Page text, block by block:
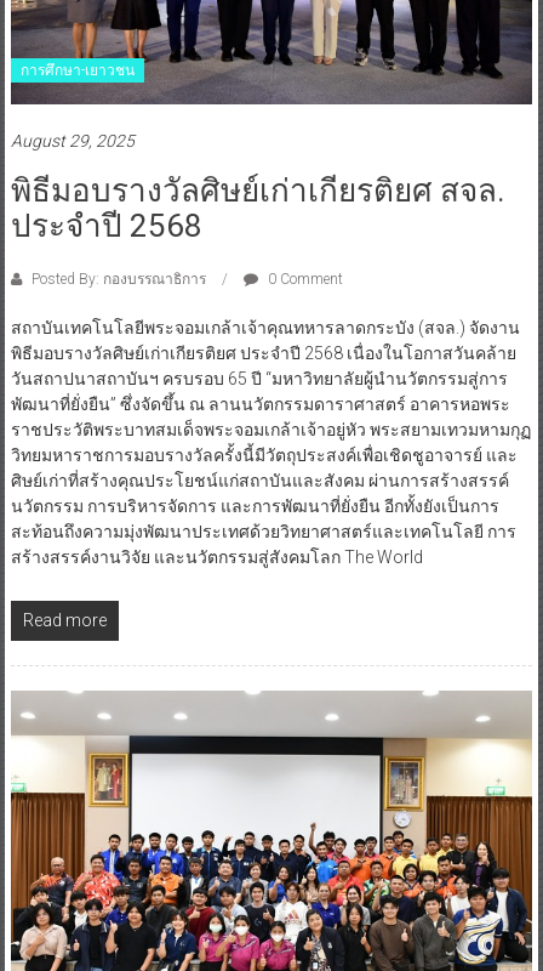
การศึกษา-เยาวชน
August 29, 2025
พิธีมอบรางวัลศิษย์เก่าเกียรติยศ สจล.
ประจำปี 2568
Posted By: กองบรรณาธิการ 0 Comment
สถาบันเทคโนโลยีพระจอมเกล้าเจ้าคุณทหารลาดกระบัง (สจล.) จัดงาน
พิธีมอบรางวัลศิษย์เก่าเกียรติยศ ประจำปี 2568 เนื่องในโอกาสวันคล้าย
วันสถาปนาสถาบันฯ ครบรอบ 65 ปี “มหาวิทยาลัยผู้นำนวัตกรรมสู่การ
พัฒนาที่ยั่งยืน” ซึ่งจัดขึ้น ณ ลานนวัตกรรมดาราศาสตร์ อาคารหอพระ
ราชประวัติพระบาทสมเด็จพระจอมเกล้าเจ้าอยู่หัว พระสยามเทวมหามกุฏ
วิทยมหาราชการมอบรางวัลครั้งนี้มีวัตถุประสงค์เพื่อเชิดชูอาจารย์ และ
ศิษย์เก่าที่สร้างคุณประโยชน์แก่สถาบันและสังคม ผ่านการสร้างสรรค์
นวัตกรรม การบริหารจัดการ และการพัฒนาที่ยั่งยืน อีกทั้งยังเป็นการ
สะท้อนถึงความมุ่งพัฒนาประเทศด้วยวิทยาศาสตร์และเทคโนโลยี การ
สร้างสรรค์งานวิจัย และนวัตกรรมสู่สังคมโลก The World
Read more